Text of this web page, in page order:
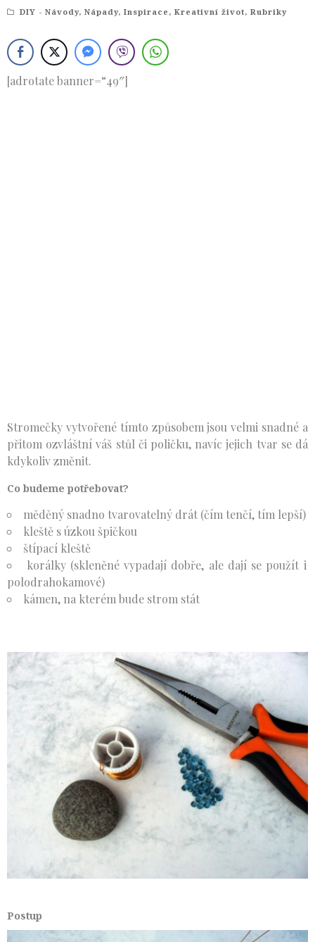
DIY - Návody, Nápady, Inspirace , Kreativní život, Rubriky
[adrotate banner=“49″]
Stromečky vytvořené tímto způsobem jsou velmi snadné a
přitom ozvláštní váš stůl či poličku, navíc jejich tvar se dá
kdykoliv změnit.
Co budeme potřebovat?
měděný snadno tvarovatelný drát (čím tenčí, tím lepší)
kleště s úzkou špičkou
štípací kleště
korálky (skleněné vypadají dobře, ale dají se použít i
polodrahokamové)
kámen, na kterém bude strom stát
Postup